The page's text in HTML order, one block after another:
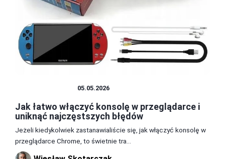
05.05.2026
Jak łatwo włączyć konsolę w przeglądarce i
uniknąć najczęstszych błędów
Jeżeli kiedykolwiek zastanawialiście się, jak włączyć konsolę w
przeglądarce Chrome, to świetnie tra...